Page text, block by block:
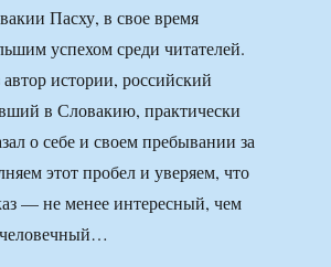
Пасху, в свое время
успехом среди читателей.
истории, российский
в Словакию, практически
о себе и своем пребывании за
этот пробел и уверяем, что
— не менее интересный, чем